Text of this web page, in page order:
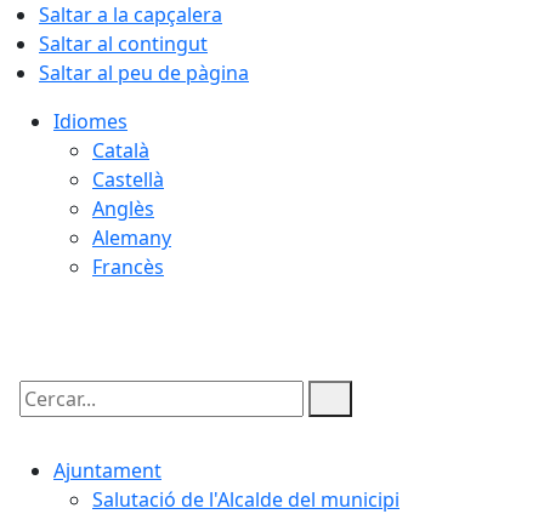
Saltar a la capçalera
Saltar al contingut
Saltar al peu de pàgina
Idiomes
Català
Castellà
Anglès
Alemany
Francès
Cercar:
Ajuntament
Salutació de l'Alcalde del municipi